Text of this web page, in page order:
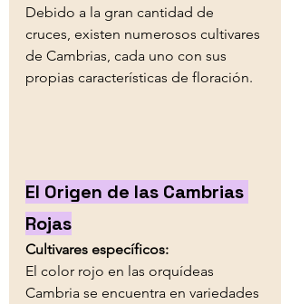
Debido a la gran cantidad de
cruces, existen numerosos cultivares
de Cambrias, cada uno con sus
propias características de floración.
El Origen de las Cambrias
Rojas
Cultivares específicos:
El color rojo en las orquídeas
Cambria se encuentra en variedades